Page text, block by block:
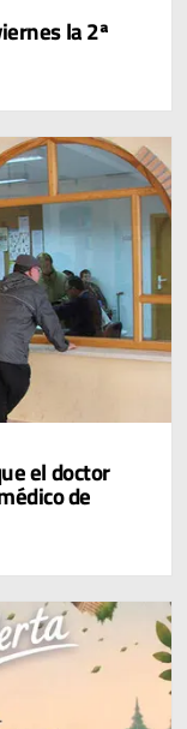
la 2ª
el doctor
de